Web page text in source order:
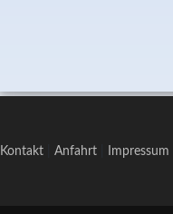
Kontakt Anfahrt Impressum